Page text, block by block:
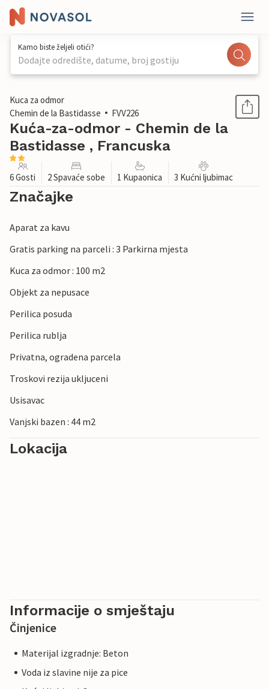
Kamo biste željeli otići?
Dodajte odredište, datume, broj gostiju
1 / 15
Kuca za odmor
Chemin de la Bastidasse
FVV226
Kuća-za-odmor - Chemin de la
Bastidasse , Francuska
6 Gosti 2 Spavaće sobe 1 Kupaonica 3 Kućni ljubimac
Značajke
Aparat za kavu
Gratis parking na parceli : 3 Parkirna mjesta
Kuca za odmor : 100 m2
Objekt za nepusace
Perilica posuda
Perilica rublja
Privatna, ogradena parcela
Troskovi rezija ukljuceni
Usisavac
Vanjski bazen : 44 m2
Lokacija
Informacije o smještaju
Činjenice
Materijal izgradnje: Beton
Voda iz slavine nije za pice